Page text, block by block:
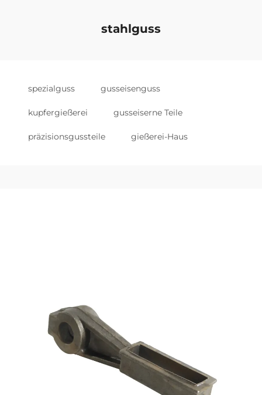
stahlguss
spezialguss gusseisenguss
kupfergießerei gusseiserne Teile
präzisionsgussteile gießerei-Haus